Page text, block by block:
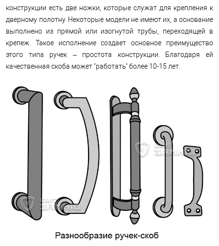
конструкции есть две ножки, которые служат для крепления к
дверному полотну. Некоторые модели не имеют их, а основание
выполнено из прямой или изогнутой трубы, переходящей в
крепеж. Такое исполнение создает основное преимущество
этого типа ручек – простота конструкции. Благодаря ей
качественная скоба может "работать" более 10-15 лет.